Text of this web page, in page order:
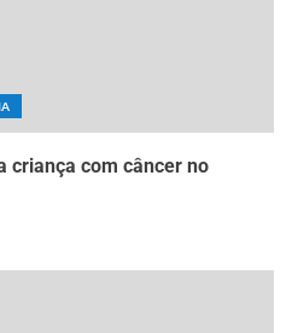
criança com câncer no